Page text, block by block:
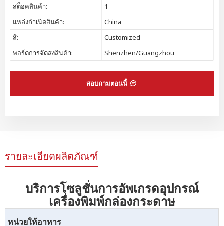
สต็อคสินค้า:
1
แหล่งกำเนิดสินค้า:
China
สี:
Customized
พอร์ตการจัดส่งสินค้า:
Shenzhen/Guangzhou
สอบถามตอนนี้
รายละเอียดผลิตภัณฑ์
บริการโซลูชั่นการอัพเกรดอุปกรณ์
เครื่องพิมพ์กล่องกระดาษ
หน่วยให้อาหาร